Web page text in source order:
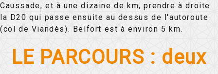
Caussade, et à une dizaine de km, prendre à droite
la D20 qui passe ensuite au dessus de l'autoroute
(col de Viandès). Belfort est à environ 5 km.
LE PARCOURS : deux